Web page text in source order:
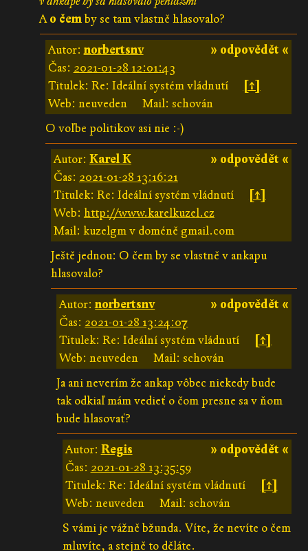
Ao čemby se tam vlastně hlasovalo?
» odpovědět «
Autor:norbertsnv
Čas: 2021-01-28 12:01:43
Titulek: Re: Ideální systém vládnutí
[↑]
Web: neuveden
Mail: schován
O voľbe politikov asi nie :-)
» odpovědět «
Autor: Karel K
Čas: 2021-01-28 13:16:21
Titulek: Re: Ideální systém vládnutí
[↑]
Web: http://www.karelkuzel.cz
Mail: kuzelgm v doméně gmail.com
Ještě jednou: O čem by se vlastně v ankapu
hlasovalo?
» odpovědět «
Autor:norbertsnv
Čas: 2021-01-28 13:24:07
Titulek: Re: Ideální systém vládnutí
[↑]
Web: neuveden
Mail: schován
Ja ani neverím že ankap vôbec niekedy bude
tak odkiaľ mám vedieť o čom presne sa v ňom
bude hlasovať?
» odpovědět «
Autor: Regis
Čas: 2021-01-28 13:35:59
Titulek: Re: Ideální systém vládnutí
[↑]
Web: neuveden
Mail: schován
S vámi je vážně bžunda. Víte, že nevíte o čem
mluvíte, a stejně to děláte.